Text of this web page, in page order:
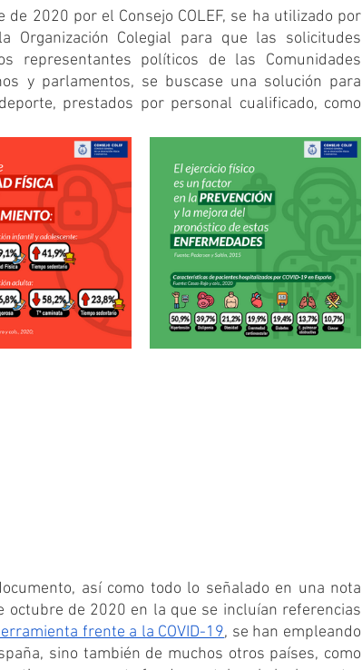
2020 por el Consejo COLEF, se ha utilizado por
Organización Colegial para que las solicitudes
representantes políticos de las Comunidades
y parlamentos, se buscase una solución para
prestados por personal cualificado, como
así como todo lo señalado en una nota
octubre de 2020 en la que se incluían referencias
frente a la COVID-19, se han empleando
sino también de muchos otros países, como